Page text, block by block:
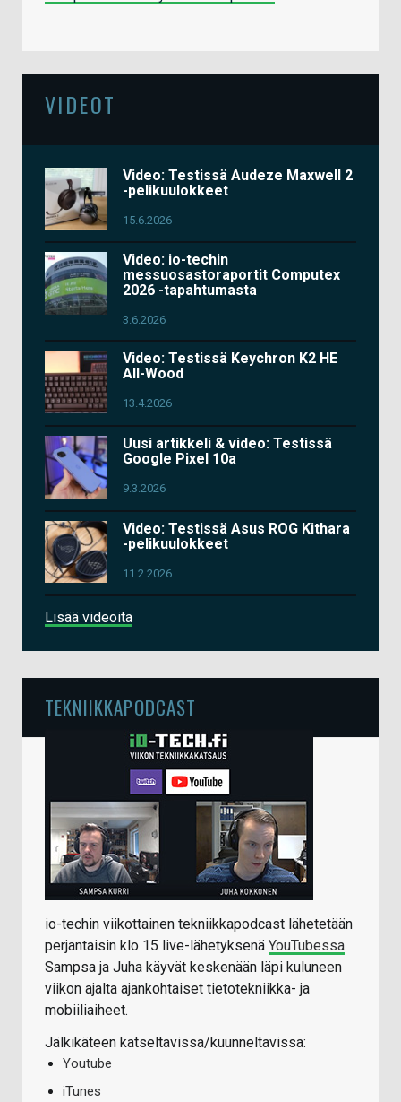
VIDEOT
Video: Testissä Audeze Maxwell 2
-pelikuulokkeet
15.6.2026
Video: io-techin
messuosastoraportit Computex
2026 -tapahtumasta
3.6.2026
Video: Testissä Keychron K2 HE
All-Wood
13.4.2026
Uusi artikkeli & video: Testissä
Google Pixel 10a
9.3.2026
Video: Testissä Asus ROG Kithara
-pelikuulokkeet
11.2.2026
Lisää videoita
TEKNIIKKAPODCAST
io-techin viikottainen tekniikkapodcast lähetetään
perjantaisin klo 15 live-lähetyksenä YouTubessa.
Sampsa ja Juha käyvät keskenään läpi kuluneen
viikon ajalta ajankohtaiset tietotekniikka- ja
mobiiliaiheet.
Jälkikäteen katseltavissa/kuunneltavissa:
Youtube
iTunes